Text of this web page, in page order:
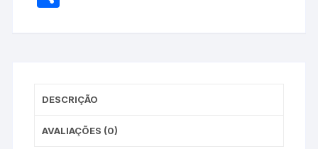
o
k
DESCRIÇÃO
AVALIAÇÕES (0)